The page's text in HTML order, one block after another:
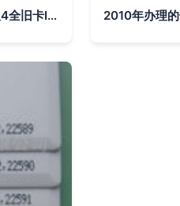
中国电信CNT-IC-1黄河IC卡开通江西版4全旧卡IC卡收藏价值分析 2010年办理